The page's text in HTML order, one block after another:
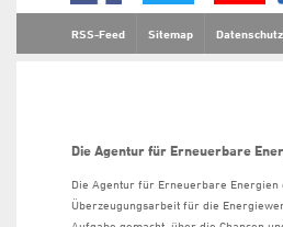
RSS-Feed Sitemap Datenschutz
Die Agentur für Erneuerbare
Die Agentur für Erneuerbare Energien
Überzeugungsarbeit für die